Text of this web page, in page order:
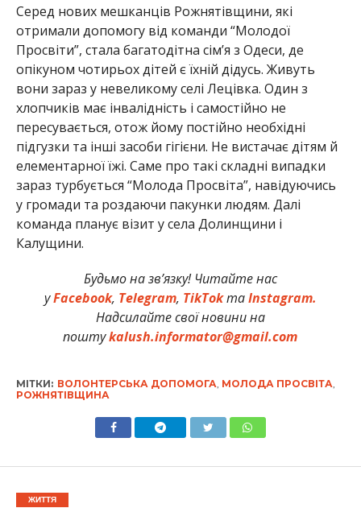
Серед нових мешканців Рожнятівщини, які
отримали допомогу від команди “Молодої
Просвіти”, стала багатодітна сім’я з Одеси, де
опікуном чотирьох дітей є їхній дідусь. Живуть
вони зараз у невеликому селі Лецівка. Один з
хлопчиків має інвалідність і самостійно не
пересувається, отож йому постійно необхідні
підгузки та інші засоби гігієни. Не вистачає дітям й
елементарної їжі. Саме про такі складні випадки
зараз турбується “Молода Просвіта”, навідуючись
у громади та роздаючи пакунки людям. Далі
команда планує візит у села Долинщини і
Калущини.
Будьмо на зв’язку! Читайте нас
уFacebook, Telegram, TikTokтаInstagram.
Надсилайте свої новини на
поштуkalush.informator@gmail.com
МІТКИ: ВОЛОНТЕРСЬКА ДОПОМОГА МОЛОДА ПРОСВІТА
РОЖНЯТІВЩИНА
ЖИТТЯ